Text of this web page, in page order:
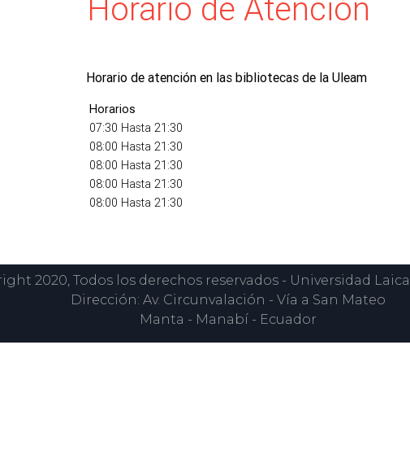
Horario de Atención
Horario de atención en las bibliotecas de la Uleam
Horarios
07:30 Hasta 21:30
08:00 Hasta 21:30
08:00 Hasta 21:30
08:00 Hasta 21:30
08:00 Hasta 21:30
2020, Todos los derechos reservados - Universidad
Dirección: Av. Circunvalación - Vía a San Mateo
Manta - Manabí - Ecuador